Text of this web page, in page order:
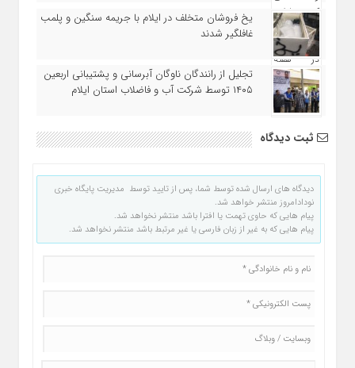
یخ‌ فروشان متخلف در ایلام با جریمه سنگین و پلمب
غافلگیر شدند
تجلیل از رانندگان ناوگان آبرسانی و پشتیبانی اربعین
۱۴۰۵ توسط شرکت آب و فاضلاب استان ایلام
ثبت دیدگاه
دیدگاه های ارسال شده توسط شما، پس از تایید توسط مدیریت پایگاه خبری
نودادامروز منتشر خواهد شد.
پیام هایی که حاوی تهمت یا افترا باشد منتشر نخواهد شد.
پیام هایی که به غیر از زبان فارسی یا غیر مرتبط باشد منتشر نخواهد شد.